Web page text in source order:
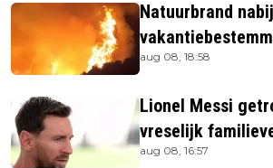
Natuurbrand
uit verblijven
aug 08, 18:58
Lionel Messi
vreselijk
aug 08, 16:57